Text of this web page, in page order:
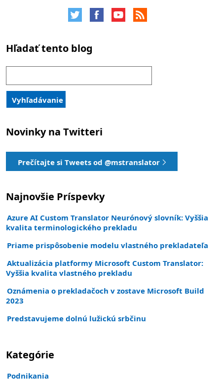
Hľadať tento blog
Vyhľadávanie
Novinky na Twitteri
Prečítajte si Tweets od @mstranslator
Najnovšie Príspevky
Azure AI Custom Translator Neurónový slovník: Vyššia
kvalita terminologického prekladu
Priame prispôsobenie modelu vlastného prekladateľa
Aktualizácia platformy Microsoft Custom Translator:
Vyššia kvalita vlastného prekladu
Oznámenia o prekladačoch v zostave Microsoft Build
2023
Predstavujeme dolnú lužickú srbčinu
Kategórie
Podnikania